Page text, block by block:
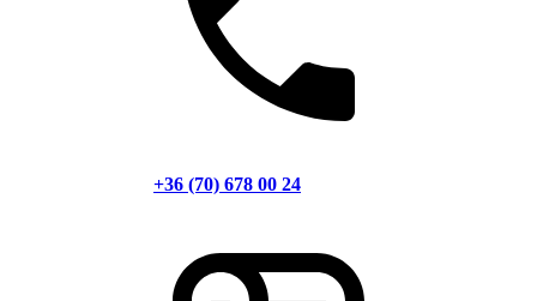
+36 (70) 678 00 24